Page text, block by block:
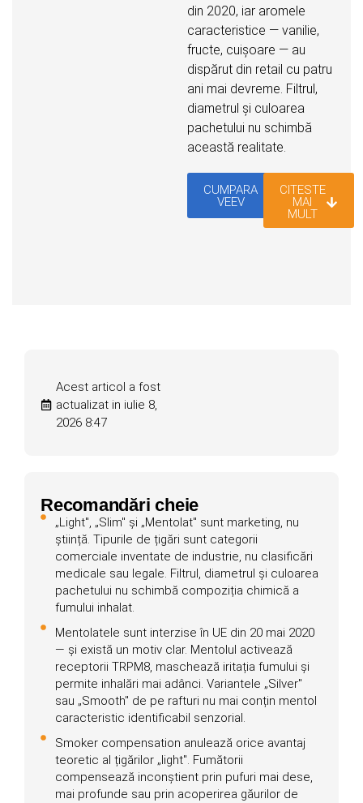
din 2020, iar aromele
caracteristice — vanilie,
fructe, cuișoare — au
dispărut din retail cu patru
ani mai devreme. Filtrul,
diametrul și culoarea
pachetului nu schimbă
această realitate.
CUMPARA
VEEV
CITESTE
MAI
MULT
Acest articol a fost
actualizat in iulie 8,
2026 8:47
Recomandări cheie
„Light", „Slim" și „Mentolat" sunt marketing, nu
știință. Tipurile de țigări sunt categorii
comerciale inventate de industrie, nu clasificări
medicale sau legale. Filtrul, diametrul și culoarea
pachetului nu schimbă compoziția chimică a
fumului inhalat.
Mentolatele sunt interzise în UE din 20 mai 2020
— și există un motiv clar. Mentolul activează
receptorii TRPM8, maschează iritația fumului și
permite inhalări mai adânci. Variantele „Silver"
sau „Smooth" de pe rafturi nu mai conțin mentol
caracteristic identificabil senzorial.
Smoker compensation anulează orice avantaj
teoretic al țigărilor „light". Fumătorii
compensează inconștient prin pufuri mai dese,
mai profunde sau prin acoperirea găurilor de